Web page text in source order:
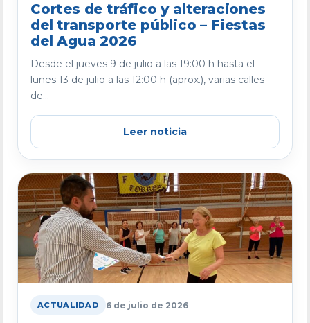
Cortes de tráfico y alteraciones
del transporte público – Fiestas
del Agua 2026
Desde el jueves 9 de julio a las 19:00 h hasta el
lunes 13 de julio a las 12:00 h (aprox.), varias calles
de...
Leer noticia
ACTUALIDAD 6 de julio de 2026